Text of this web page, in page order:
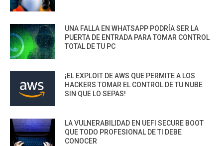
UNA FALLA EN WHATSAPP PODRÍA SER LA
PUERTA DE ENTRADA PARA TOMAR CONTROL
TOTAL DE TU PC
¡EL EXPLOIT DE AWS QUE PERMITE A LOS
HACKERS TOMAR EL CONTROL DE TU NUBE
SIN QUE LO SEPAS!
LA VULNERABILIDAD EN UEFI SECURE BOOT
QUE TODO PROFESIONAL DE TI DEBE
CONOCER